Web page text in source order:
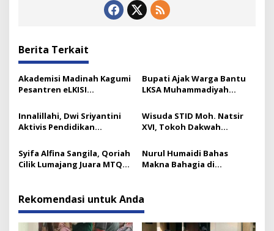
Berita Terkait
Akademisi Madinah Kagumi
Pesantren eLKISI
Bupati Ajak Warga Bantu
LKSA Muhammadiyah
Innalillahi, Dwi Sriyantini
Aktivis Pendidikan
Wisuda STID Moh. Natsir
XVI, Tokoh Dakwah
Kaderisasi
Syifa Alfina Sangila, Qoriah
Cilik Lumajang Juara MTQ
Nurul Humaidi Bahas
Makna Bahagia di
Rekomendasi untuk Anda